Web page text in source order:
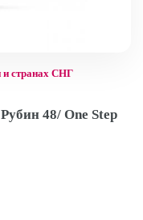
и странах СНГ
48/ One Step